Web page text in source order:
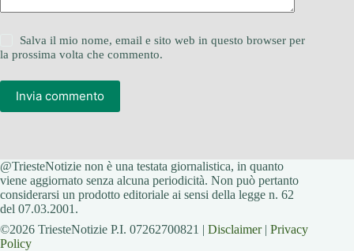
Salva il mio nome, email e sito web in questo browser per
la prossima volta che commento.
Invia commento
@TriesteNotizie non è una testata giornalistica, in quanto
viene aggiornato senza alcuna periodicità. Non può pertanto
considerarsi un prodotto editoriale ai sensi della legge n. 62
del 07.03.2001.
©2026 TriesteNotizie P.I. 07262700821 | Disclaimer| Privacy
Policy